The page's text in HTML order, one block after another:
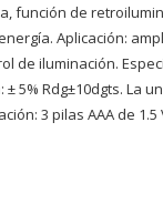
función de
Aplicación:
iluminación.
5% Rdg±10dgts. La
3 pilas AAA de